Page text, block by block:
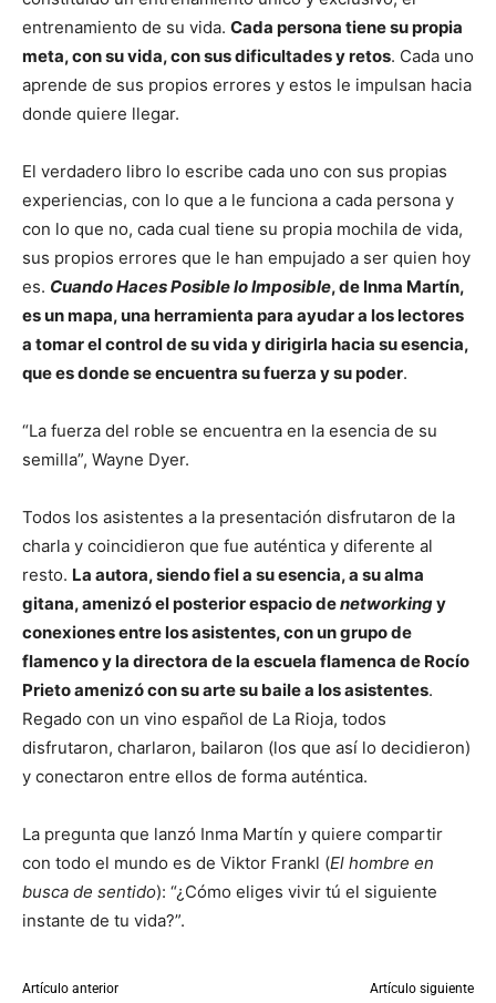
entrenamiento de su vida. Cada persona tiene su propia
meta, con su vida, con sus dificultades y retos. Cada uno
aprende de sus propios errores y estos le impulsan hacia
donde quiere llegar.
El verdadero libro lo escribe cada uno con sus propias
experiencias, con lo que a le funciona a cada persona y
con lo que no, cada cual tiene su propia mochila de vida,
sus propios errores que le han empujado a ser quien hoy
es. Cuando Haces Posible lo Imposible, de Inma Martín,
es un mapa, una herramienta para ayudar a los lectores
a tomar el control de su vida y dirigirla hacia su esencia,
que es donde se encuentra su fuerza y su poder.
“La fuerza del roble se encuentra en la esencia de su
semilla”, Wayne Dyer.
Todos los asistentes a la presentación disfrutaron de la
charla y coincidieron que fue auténtica y diferente al
resto. La autora, siendo fiel a su esencia, a su alma
gitana, amenizó el posterior espacio denetworkingy
conexiones entre los asistentes, con un grupo de
flamenco y la directora de la escuela flamenca de Rocío
Prieto amenizó con su arte su baile a los asistentes.
Regado con un vino español de La Rioja, todos
disfrutaron, charlaron, bailaron (los que así lo decidieron)
y conectaron entre ellos de forma auténtica.
La pregunta que lanzó Inma Martín y quiere compartir
con todo el mundo es de Viktor Frankl (El hombre en
busca de sentido): “¿Cómo eliges vivir tú el siguiente
instante de tu vida?”.
Artículo anterior Artículo siguiente